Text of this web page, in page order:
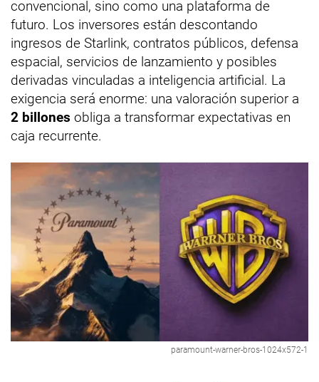
convencional, sino como una plataforma de
futuro. Los inversores están descontando
ingresos de Starlink, contratos públicos, defensa
espacial, servicios de lanzamiento y posibles
derivadas vinculadas a inteligencia artificial. La
exigencia será enorme: una valoración superior a
2 billones obliga a transformar expectativas en
caja recurrente.
paramount-warner-bros-1024x572-1